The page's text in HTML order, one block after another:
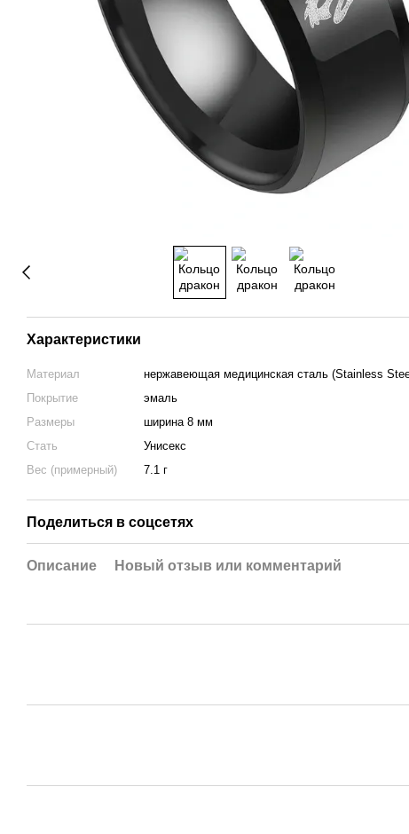
Характеристики
Материал
нержавеющая медицинская сталь (Stainless
Покрытие
эмаль
Размеры
ширина 8 мм
Стать
Унисекс
Вес (примерный)
7.1 г
Поделиться в соцсетях
Описание Новый отзыв или комментарий